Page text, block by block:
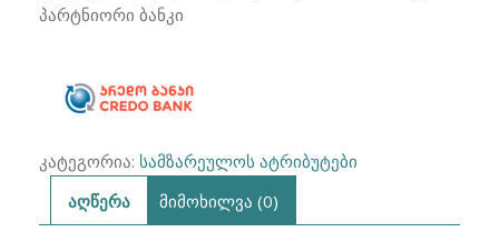
24სმ
პარტნიორი ბანკი
კატეგორია: სამზარეულოს ატრიბუტები
აღწერა
მიმოხილვა (0)